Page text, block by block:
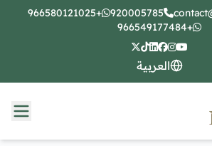
920005785
+966580121025
+966549177484
العربية